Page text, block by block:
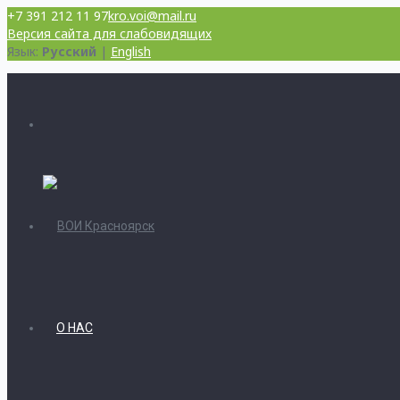
+7 391 212 11 97kro.voi@mail.ru
Версия сайта для слабовидящих
Язык: Русский | English
О НАС